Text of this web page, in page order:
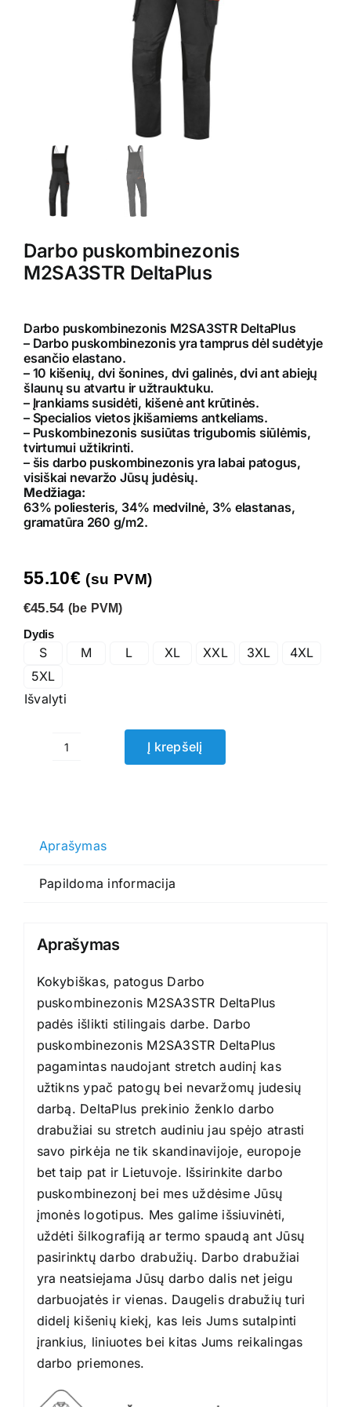
Darbo puskombinezonis
M2SA3STR DeltaPlus
Darbo puskombinezonis M2SA3STR DeltaPlus
– Darbo puskombinezonis yra tamprus dėl sudėtyje
esančio elastano.
– 10 kišenių, dvi šonines, dvi galinės, dvi ant abiejų
šlaunų su atvartu ir užtrauktuku.
– Įrankiams susidėti, kišenė ant krūtinės.
– Specialios vietos įkišamiems antkeliams.
– Puskombinezonis susiūtas trigubomis siūlėmis,
tvirtumui užtikrinti.
– šis darbo puskombinezonis yra labai patogus,
visiškai nevaržo Jūsų judėsių.
Medžiaga:
63% poliesteris, 34% medvilnė, 3% elastanas,
gramatūra 260 g/m2.
55.10€ (su PVM)
€45.54 (be PVM)
Dydis
S M L XL XXL 3XL
4XL
5XL
Išvalyti
produkto
M2SA3STR
Į krepšelį
Aprašymas
Papildoma informacija
Aprašymas
Kokybiškas, patogus Darbo
puskombinezonis M2SA3STR DeltaPlus
padės išlikti stilingais darbe. Darbo
puskombinezonis M2SA3STR DeltaPlus
pagamintas naudojant stretch audinį kas
užtikns ypač patogų bei nevaržomų judesių
darbą. DeltaPlus prekinio ženklo darbo
drabužiai su stretch audiniu jau spėjo atrasti
savo pirkėja ne tik skandinavijoje, europoje
bet taip pat ir Lietuvoje. Išsirinkite darbo
puskombinezonį bei mes uždėsime Jūsų
įmonės logotipus. Mes galime išsiuvinėti,
uždėti šilkografiją ar termo spaudą ant Jūsų
pasirinktų darbo drabužių. Darbo drabužiai
yra neatsiejama Jūsų darbo dalis net jeigu
darbuojatės ir vienas. Daugelis drabužių turi
didelį kišenių kiekį, kas leis Jums sutalpinti
įrankius, liniuotes bei kitas Jums reikalingas
darbo priemones.